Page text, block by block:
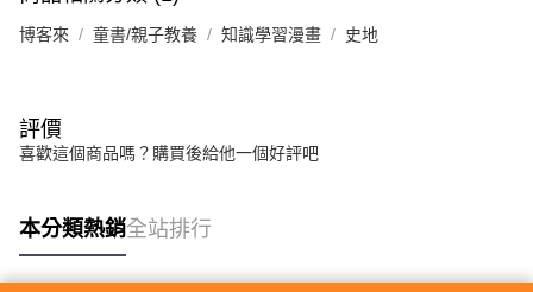
博客來 童書/親子教養 知識學習漫畫 史地
評價
喜歡這個商品嗎？購買後給他一個好評吧
本分類熱銷全站排行